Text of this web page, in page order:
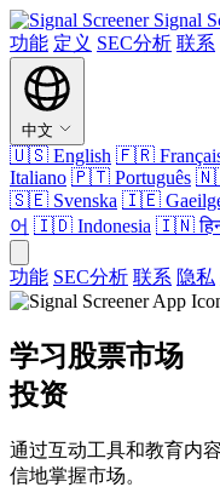
Signal
功能 定义 SEC分析 联系
中文
🇺🇸 English 🇫🇷
Italiano 🇵🇹 Português
🇸🇪 Svenska 🇮🇪
어 🇮🇩 Indonesia 🇮🇳
功能 SEC分析 联系 隐私
学习股票市场
投资
通过互动工具和教育内
信地掌握市场。